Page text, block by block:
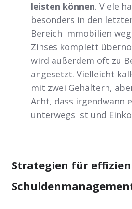
leisten können. Viele
besonders in den
Bereich Immobilien
Zinses komplett
wird außerdem oft zu
angesetzt. Vielleicht
mit zwei Gehältern,
Acht, dass irgendwann
unterwegs ist und
Strategien für